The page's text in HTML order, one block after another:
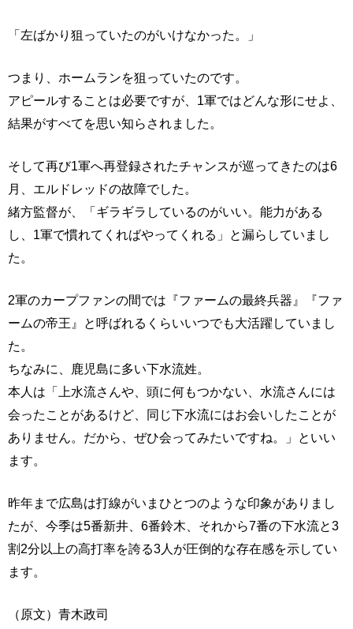
「左ばかり狙っていたのがいけなかった。」
つまり、ホームランを狙っていたのです。
アピールすることは必要ですが、1軍ではどんな形にせよ、
結果がすべてを思い知らされました。
そして再び1軍へ再登録されたチャンスが巡ってきたのは6
月、エルドレッドの故障でした。
緒方監督が、「ギラギラしているのがいい。能力がある
し、1軍で慣れてくればやってくれる」と漏らしていまし
た。
2軍のカープファンの間では『ファームの最終兵器』『ファ
ームの帝王』と呼ばれるくらいいつでも大活躍していまし
た。
ちなみに、鹿児島に多い下水流姓。
本人は「上水流さんや、頭に何もつかない、水流さんには
会ったことがあるけど、同じ下水流にはお会いしたことが
ありません。だから、ぜひ会ってみたいですね。」といい
ます。
昨年まで広島は打線がいまひとつのような印象がありまし
たが、今季は5番新井、6番鈴木、それから7番の下水流と3
割2分以上の高打率を誇る3人が圧倒的な存在感を示してい
ます。
（原文）青木政司